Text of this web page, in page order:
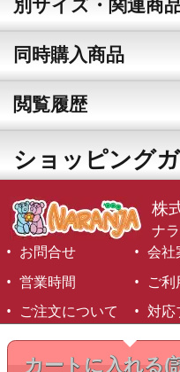
カートに入れる(
同時購入商品
閲覧履歴
ショッピング
株
ナ
お問合せ
会社
営業時間
ご利
ご注文について
対応
©1999-2026